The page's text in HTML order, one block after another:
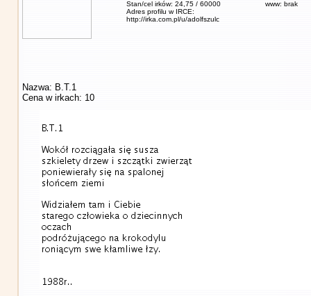
Stan/cel irków: 24,75 / 60000
Adres profilu w IRCE:
http://irka.com.pl/u/adolfszulc
www: brak
Nazwa: B.T.1
Cena w irkach: 10